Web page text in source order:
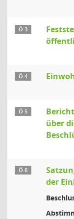
Ö 3
Ö 4
Ö 5
über
Ö 6
der